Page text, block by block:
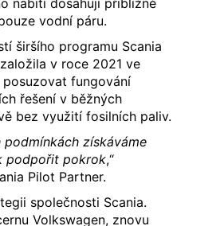
nabití dosahují přibližně
vodní páru.
širšího programu Scania
v roce 2021 ve
fungování
řešení v běžných
bez využití fosilních paliv.
získáváme
podpořit pokrok,“
Pilot Partner.
společnosti Scania.
Volkswagen, znovu